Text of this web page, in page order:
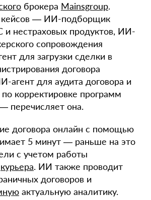
брокера Mainsgroup.
— ИИ-подборщик
нестраховых продуктов, ИИ-
сопровождения
для загрузки сделки в
договора
агент для аудита договора и
корректировке программ
перечисляет она.
договора онлайн с помощью
5 минут — раньше на это
с учетом работы
курьера. ИИ также проводит
договоров и
актуальную аналитику.